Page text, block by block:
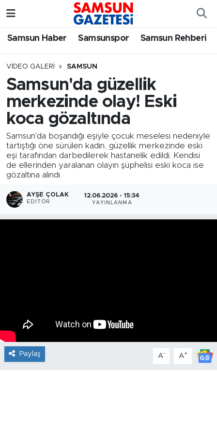
Samsun Haber Samsunspor Samsun Rehberi
VIDEO GALERI SAMSUN
Samsun'da güzellik
merkezinde olay! Eski
koca gözaltında
Samsun'da boşandığı eşiyle çocuk meselesi nedeniyle
tartıştığı öne sürülen kadın, güzellik merkezinde eski
eşi tarafından darbedilerek hastanelik edildi. Kendisi
de ellerinden yaralanan olayın şüphelisi eski koca ise
gözaltına alındı.
AYŞE ÇOLAK
EDITÖR
12.06.2026 - 15:34
YAYINLANMA
Paylaş A- A+
Samsun Haber
Samsunspor
Samsun Rehberi
Resmi İlanlar
Samsun Nöbetçi Eczaneler
Samsun Hava Durumu
SAMSUN Namaz Vakitleri
Samsun Trafik Yoğunluk Haritası
Süper Lig Puan Durumu ve Fikstür
Tüm Manşetler